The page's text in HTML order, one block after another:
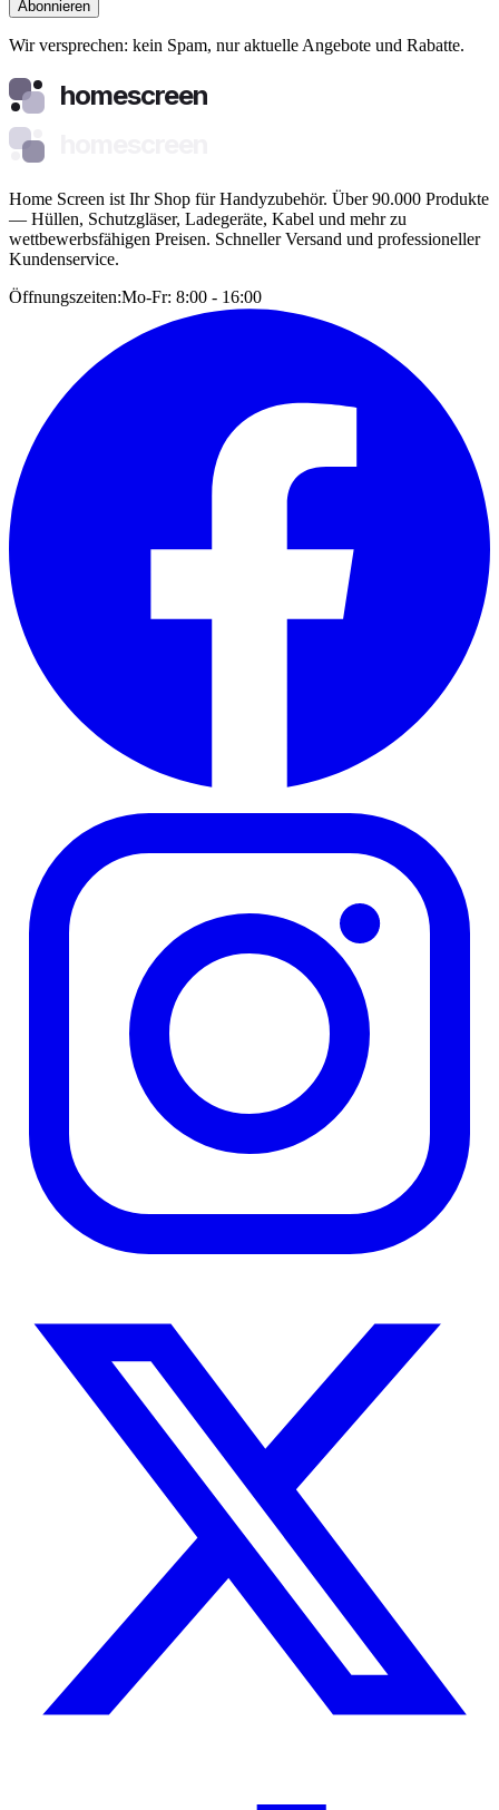
Abonnieren
Wir versprechen: kein Spam, nur aktuelle Angebote und Rabatte.
homescreen
Home Screen ist Ihr Shop für Handyzubehör. Über 90.000 Produkte
— Hüllen, Schutzgläser, Ladegeräte, Kabel und mehr zu
wettbewerbsfähigen Preisen. Schneller Versand und professioneller
Kundenservice.
Öffnungszeiten:Mo-Fr: 8:00 - 16:00